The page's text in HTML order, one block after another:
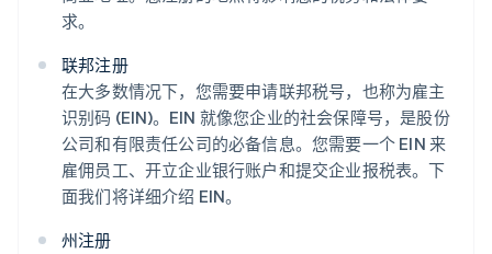
求。
联邦注册
在大多数情况下，您需要申请联邦税号，也称为雇主
识别码 (EIN)。EIN 就像您企业的社会保障号，是股份
公司和有限责任公司的必备信息。您需要一个 EIN 来
雇佣员工、开立企业银行账户和提交企业报税表。下
面我们将详细介绍 EIN。
州注册